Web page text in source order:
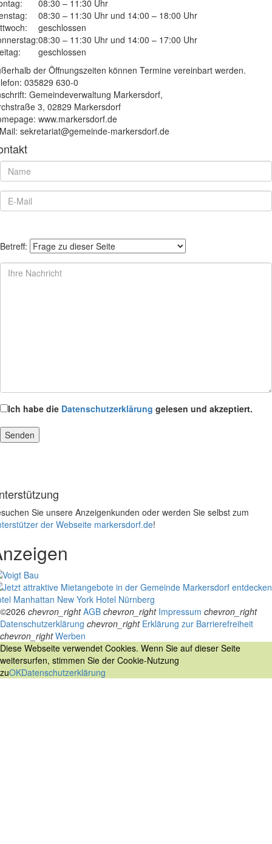
08:30 – 11:30 Uhr
08:30 – 11:30 Uhr und 14:00 – 18:00 Uhr
geschlossen
08:30 – 11:30 Uhr und 14:00 – 17:00 Uhr
geschlossen
der Öffnungszeiten können Termine vereinbart werden.
035829 630-0
Gemeindeverwaltung Markersdorf,
3, 02829 Markersdorf
www.markersdorf.de
sekretariat@gemeinde-markersdorf.de
Betreff:
Ich habe die Datenschutzerklärung gelesen und akzeptiert.
Sie unsere Anzeigenkunden oder werden Sie selbst zum
der Webseite markersdorf.de!
Manhattan New York Hotel Nürnberg
©2026 chevron_right AGB chevron_right Impressum chevron_right
Datenschutzerklärung chevron_right Erklärung zur Barrierefreiheit
chevron_right Werben
Diese Webseite verwendet Cookies. Wenn Sie auf dieser Seite
weitersurfen, stimmen Sie der Cookie-Nutzung
zuOKDatenschutzerklärung